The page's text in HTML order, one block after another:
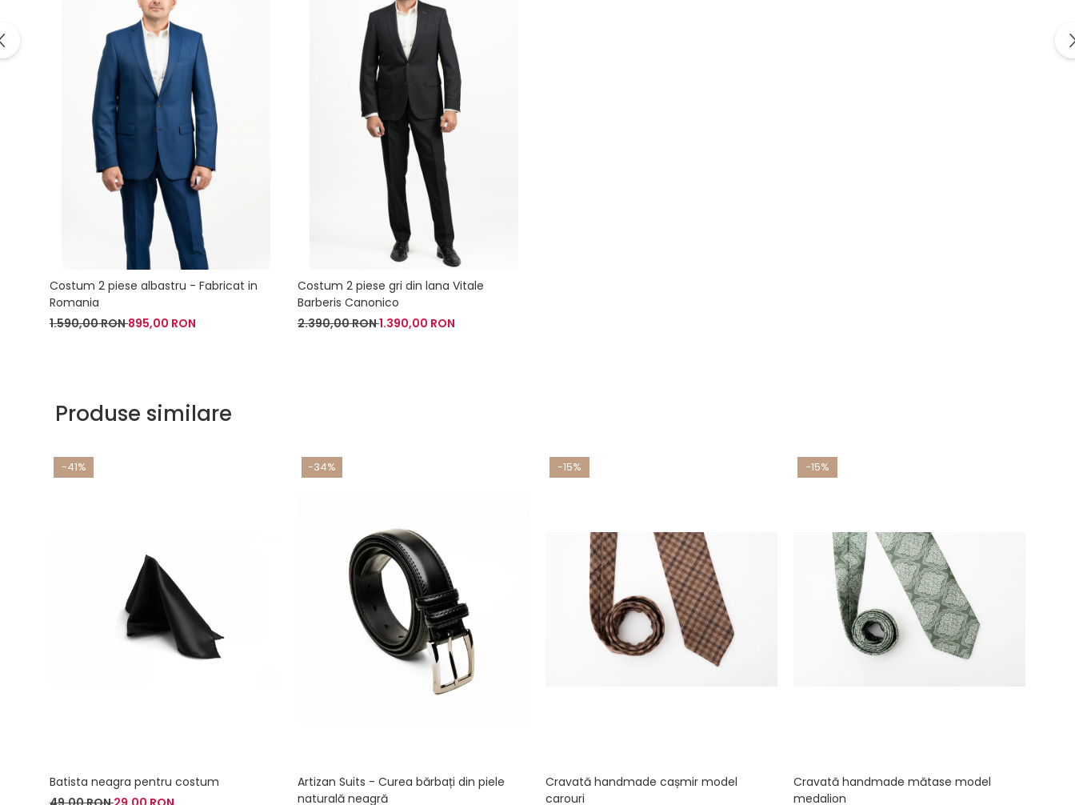
Costum 2 piese albastru - Fabricat in
Romania
1.590,00 RON895,00 RON
Costum 2 piese gri din lana Vitale
Barberis Canonico
2.390,00 RON1.390,00 RON
Produse similare
-41%
Batista neagra pentru costum
-34%
Artizan Suits - Curea bărbați din piele
naturală neagră
-15%
Cravată handmade cașmir model
carouri
-15%
Cravată handmade mătase model
medalion